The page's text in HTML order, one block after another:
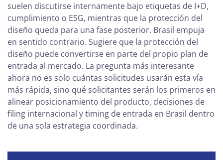
suelen discutirse internamente bajo etiquetas de I+D,
cumplimiento o ESG, mientras que la protección del
diseño queda para una fase posterior. Brasil empuja
en sentido contrario. Sugiere que la protección del
diseño puede convertirse en parte del propio plan de
entrada al mercado. La pregunta más interesante
ahora no es solo cuántas solicitudes usarán esta vía
más rápida, sino qué solicitantes serán los primeros en
alinear posicionamiento del producto, decisiones de
filing internacional y timing de entrada en Brasil dentro
de una sola estrategia coordinada.